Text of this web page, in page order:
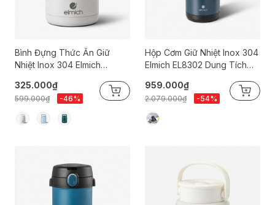
Bình Đựng Thức Ăn Giữ
Nhiệt Inox 304 Elmich
325.000₫
599.000₫ -46%
Hộp Cơm Giữ Nhiệt Inox 304
Elmich EL8302 Dung Tích
959.000₫
2.079.000₫ -54%